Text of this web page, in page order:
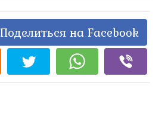
Поделиться на Facebook